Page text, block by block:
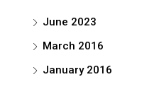
June 2023
March 2016
January 2016